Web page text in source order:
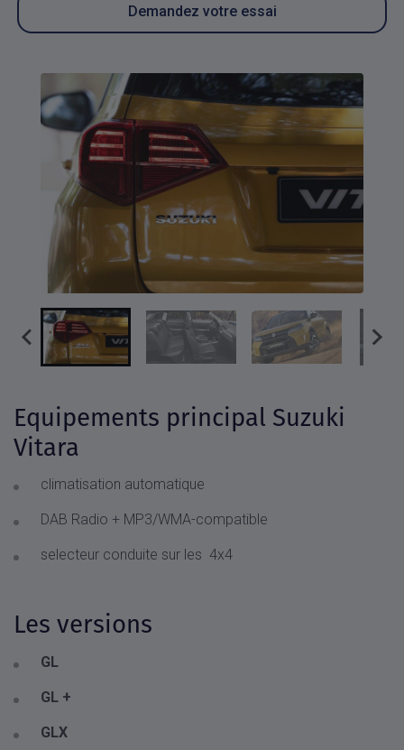
Equipements principal Suzuki
Vitara
climatisation automatique
DAB Radio + MP3/WMA-compatible
selecteur conduite sur les 4x4
Les versions
GL
GL +
GLX
Demandez votre essai